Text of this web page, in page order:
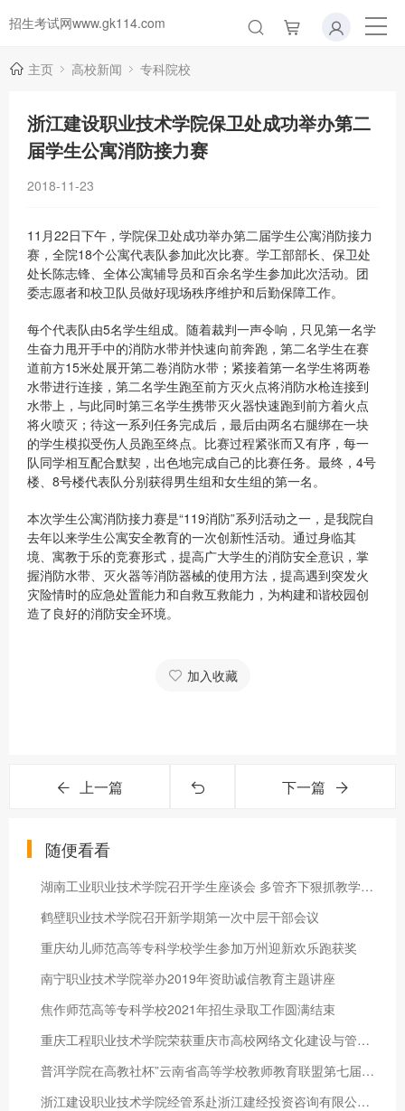
招生考试网www.gk114.com
主页 高校新闻 专科院校
浙江建设职业技术学院保卫处成功举办第二
届学生公寓消防接力赛
2018-11-23
11月22日下午，学院保卫处成功举办第二届学生公寓消防接力
赛，全院18个公寓代表队参加此次比赛。学工部部长、保卫处
处长陈志锋、全体公寓辅导员和百余名学生参加此次活动。团
委志愿者和校卫队员做好现场秩序维护和后勤保障工作。
每个代表队由5名学生组成。随着裁判一声令响，只见第一名学
生奋力甩开手中的消防水带并快速向前奔跑，第二名学生在赛
道前方15米处展开第二卷消防水带；紧接着第一名学生将两卷
水带进行连接，第二名学生跑至前方灭火点将消防水枪连接到
水带上，与此同时第三名学生携带灭火器快速跑到前方着火点
将火喷灭；待这一系列任务完成后，最后由两名右腿绑在一块
的学生模拟受伤人员跑至终点。比赛过程紧张而又有序，每一
队同学相互配合默契，出色地完成自己的比赛任务。最终，4号
楼、8号楼代表队分别获得男生组和女生组的第一名。
本次学生公寓消防接力赛是“119消防”系列活动之一，是我院自
去年以来学生公寓安全教育的一次创新性活动。通过身临其
境、寓教于乐的竞赛形式，提高广大学生的消防安全意识，掌
握消防水带、灭火器等消防器械的使用方法，提高遇到突发火
灾险情时的应急处置能力和自救互救能力，为构建和谐校园创
造了良好的消防安全环境。
加入收藏
上一篇 下一篇
随便看看
湖南工业职业技术学院召开学生座谈会 多管齐下狠抓教学质量
鹤壁职业技术学院召开新学期第一次中层干部会议
重庆幼儿师范高等专科学校学生参加万州迎新欢乐跑获奖
南宁职业技术学院举办2019年资助诚信教育主题讲座
焦作师范高等专科学校2021年招生录取工作圆满结束
重庆工程职业技术学院荣获重庆市高校网络文化建设与管理“十佳优秀成果”
普洱学院在高教社杯”云南省高等学校教师教育联盟第七届师范专业
浙江建设职业技术学院经管系赴浙江建经投资咨询有限公司进行专业